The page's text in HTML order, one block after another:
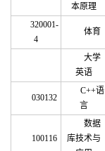
本原理
320001-
4
体育
大学
英语
030132
C++语
言
100116
数据
库技术与